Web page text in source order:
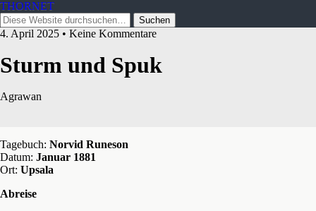
THORNET
4. April 2025 • Keine Kommentare
Sturm und Spuk
Agrawan
Tagebuch: Norvid Runeson
Datum: Januar 1881
Ort: Upsala
Abreise